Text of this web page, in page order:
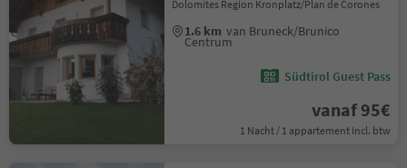
Dolomites Region Kronplatz/Plan de Corones
1.6 km van Bruneck/Brunico
Centrum
Südtirol Guest Pass
vanaf 95€
1 Nacht / 1 appartement Incl. btw